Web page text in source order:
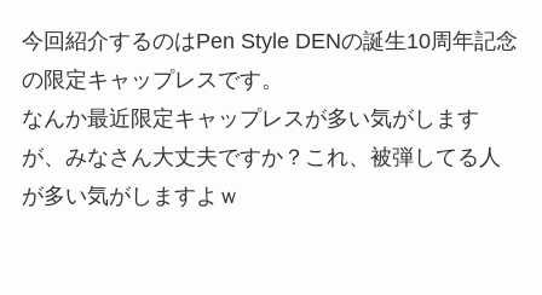
今回紹介するのはPen Style DENの誕生10周年記念
の限定キャップレスです。
なんか最近限定キャップレスが多い気がします
が、みなさん大丈夫ですか？これ、被弾してる人
が多い気がしますよｗ